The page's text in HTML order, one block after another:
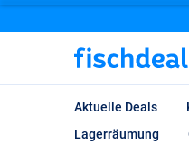
Aktuelle Deals
Lagerräumung